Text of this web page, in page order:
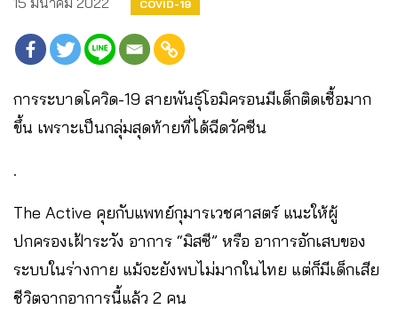
COVID-19
การระบาดโควิด-19 สายพันธุ์โอมิครอนมีเด็กติดเชื้อมาก
ขึ้น เพราะเป็นกลุ่มสุดท้ายที่ได้ฉีดวัคซีน
.
The Active คุยกับแพทย์กุมารเวชศาสตร์ แนะให้ผู้
ปกครองเฝ้าระวัง อาการ “มิสซี” หรือ อาการอักเสบของ
ระบบในร่างกาย แม้จะยังพบไม่มากในไทย แต่ก็มีเด็กเสีย
ชีวิตจากอาการนี้แล้ว 2 คน